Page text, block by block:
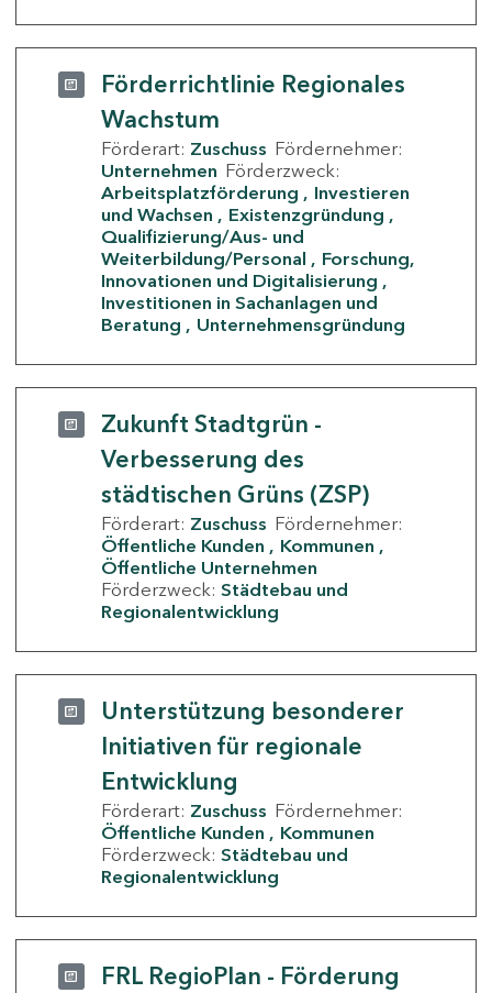
Förderrichtlinie Regionales
Wachstum
Förderart: Zuschuss Fördernehmer:
Unternehmen Förderzweck:
Arbeitsplatzförderung
Investieren
und Wachsen
Existenzgründung
Qualifizierung/Aus- und
Weiterbildung/Personal
Forschung,
Innovationen und Digitalisierung
Investitionen in Sachanlagen und
Beratung
Unternehmensgründung
Zukunft Stadtgrün -
Verbesserung des
städtischen Grüns (ZSP)
Förderart: Zuschuss Fördernehmer:
Öffentliche Kunden
Kommunen
Öffentliche Unternehmen
Förderzweck: Städtebau und
Regionalentwicklung
Unterstützung besonderer
Initiativen für regionale
Entwicklung
Förderart: Zuschuss Fördernehmer:
Öffentliche Kunden
Kommunen
Förderzweck: Städtebau und
Regionalentwicklung
FRL RegioPlan - Förderung